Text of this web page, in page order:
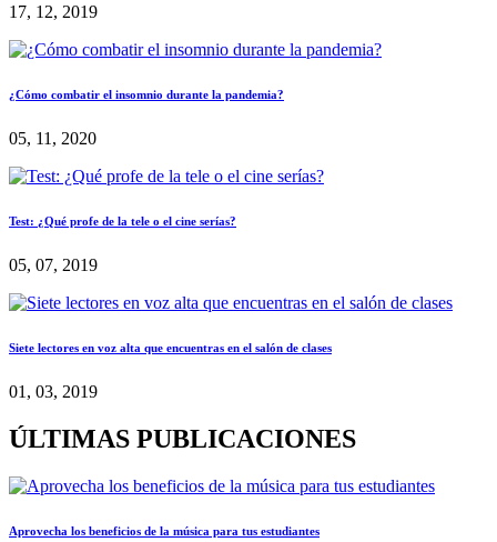
17, 12, 2019
¿Cómo combatir el insomnio durante la pandemia?
05, 11, 2020
Test: ¿Qué profe de la tele o el cine serías?
05, 07, 2019
Siete lectores en voz alta que encuentras en el salón de clases
01, 03, 2019
ÚLTIMAS PUBLICACIONES
Aprovecha los beneficios de la música para tus estudiantes